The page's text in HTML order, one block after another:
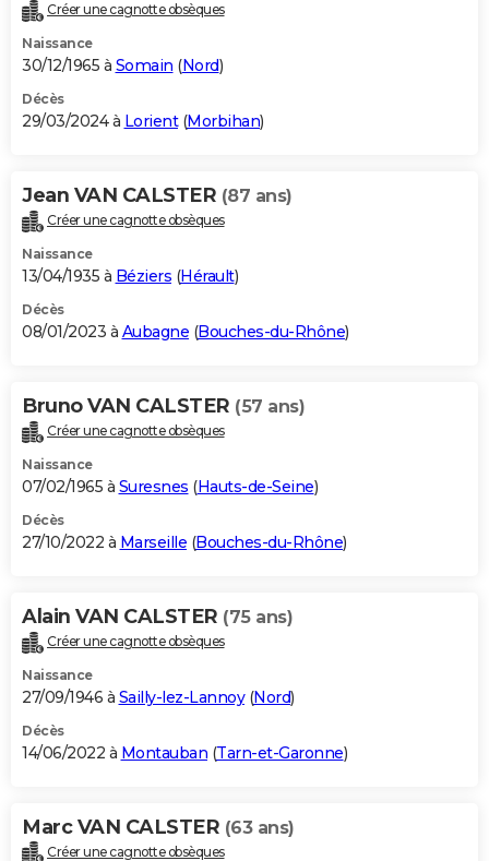
Destinations
City break
Voyage nature
Voyage de noces
Forum
Climat
+PHOTO
GUIDES D'ACHAT
BONS PLANS
Carte de Noël
Carte Bonne année
Carte Saint-Valentin
Carte Pâques
Carte d'anniversaire
DICTIONNAIRE
Dictionnaire
Biographies
Citations
Expressions
Proverbes
PROGRAMME TV
S'inscrire
Se connecter
Lycées
Collèges
Primaires
Universités
Entreprises
Service militaire
Avis de recherche
AVIS DE DÉCÈS
Bricolage
Lifestyle
Culture
Sport
Auto
Television
Voyage
Cinema
Créer une cagnotte obsèques
Naissance
30/12/1965 à Somain (Nord)
Décès
29/03/2024 à Lorient(Morbihan)
Jean VAN CALSTER (87 ans)
Créer une cagnotte obsèques
Naissance
13/04/1935 à Béziers (Hérault)
Décès
08/01/2023 à Aubagne (Bouches-du-Rhône)
Bruno VAN CALSTER (57 ans)
Créer une cagnotte obsèques
Naissance
07/02/1965 à Suresnes (Hauts-de-Seine)
Décès
27/10/2022 à Marseille (Bouches-du-Rhône)
Alain VAN CALSTER (75 ans)
Créer une cagnotte obsèques
Naissance
27/09/1946 à Sailly-lez-Lannoy(Nord)
Décès
14/06/2022 à Montauban (Tarn-et-Garonne)
Marc VAN CALSTER (63 ans)
Créer une cagnotte obsèques